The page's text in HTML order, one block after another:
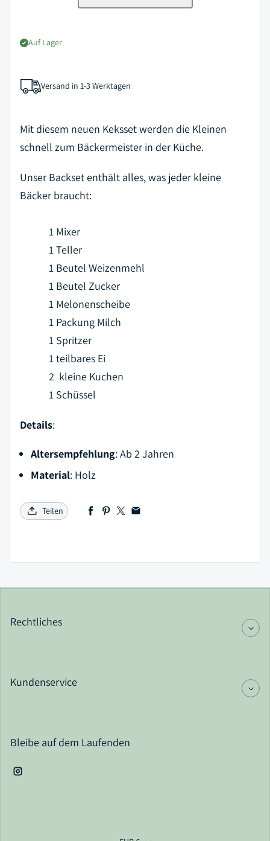
Auf Lager
Versand in 1-3 Werktagen
Mit diesem neuen Keksset werden die Kleinen
schnell zum Bäckermeister in der Küche.
Unser Backset enthält alles, was jeder kleine
Bäcker braucht:
1 Mixer
1 Teller
1 Beutel Weizenmehl
1 Beutel Zucker
1 Melonenscheibe
1 Packung Milch
1 Spritzer
1 teilbares Ei
2 kleine Kuchen
1 Schüssel
Details:
Altersempfehlung: Ab 2 Jahren
Material: Holz
Teilen
Rechtliches
Kundenservice
Bleibe auf dem Laufenden
Instagram